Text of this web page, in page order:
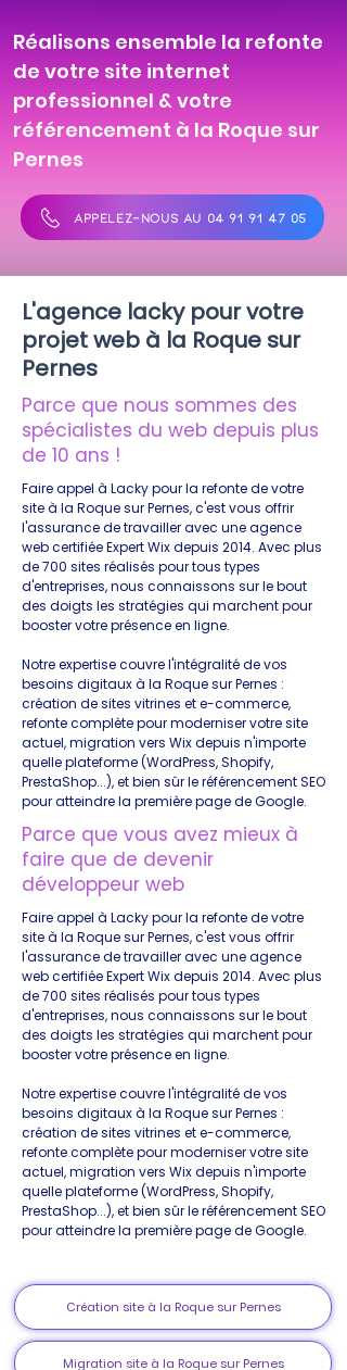
Réalisons ensemble la refonte
de votre site internet
professionnel & votre
référencement à la Roque sur
Pernes
APPELEZ-NOUS AU 04 91 91 47 05
L'agence lacky pour votre
projet web à la Roque sur
Pernes
Parce que nous sommes des
spécialistes du web depuis plus
de 10 ans !
Faire appel à Lacky pour la refonte de votre
site à la Roque sur Pernes, c'est vous offrir
l'assurance de travailler avec une agence
web certifiée Expert Wix depuis 2014. Avec plus
de 700 sites réalisés pour tous types
d'entreprises, nous connaissons sur le bout
des doigts les stratégies qui marchent pour
booster votre présence en ligne.
Notre expertise couvre l'intégralité de vos
besoins digitaux à la Roque sur Pernes :
création de sites vitrines et e-commerce,
refonte complète pour moderniser votre site
actuel, migration vers Wix depuis n'importe
quelle plateforme (WordPress, Shopify,
PrestaShop...), et bien sûr le référencement SEO
pour atteindre la première page de Google.
Parce que vous avez mieux à
faire que de devenir
développeur web
Faire appel à Lacky pour la refonte de votre
site à la Roque sur Pernes, c'est vous offrir
l'assurance de travailler avec une agence
web certifiée Expert Wix depuis 2014. Avec plus
de 700 sites réalisés pour tous types
d'entreprises, nous connaissons sur le bout
des doigts les stratégies qui marchent pour
booster votre présence en ligne.
Notre expertise couvre l'intégralité de vos
besoins digitaux à la Roque sur Pernes :
création de sites vitrines et e-commerce,
refonte complète pour moderniser votre site
actuel, migration vers Wix depuis n'importe
quelle plateforme (WordPress, Shopify,
PrestaShop...), et bien sûr le référencement SEO
pour atteindre la première page de Google.
Création site à la Roque sur Pernes
Migration site à la Roque sur Pernes